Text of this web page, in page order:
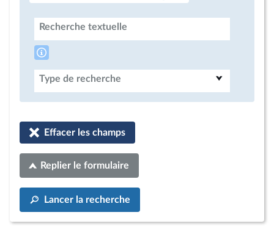
Recherche textuelle
Type de recherche
Effacer les champs
Replier le formulaire
Lancer la recherche